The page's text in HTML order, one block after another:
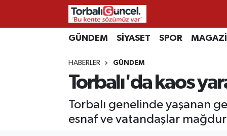
GÜNDEM SİYASET SPOR
HABERLER GÜNDEM
Torbalı'da kaos
Torbalı genelinde yaşanan
esnaf ve vatandaşlar
İzmir Nöbetçi Eczaneler
İzmir Hava Durumu
İzmir Namaz Vakitleri
İzmir Trafik Yoğunluk Haritası